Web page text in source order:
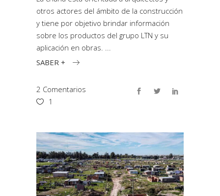
otros actores del ámbito de la construcción
y tiene por objetivo brindar información
sobre los productos del grupo LTN y su
aplicación en obras.
SABER +
2 Comentarios
1